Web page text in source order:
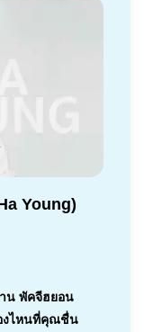
Young)
น พัคจีฮยอน
งไหนที่คุณชื่น